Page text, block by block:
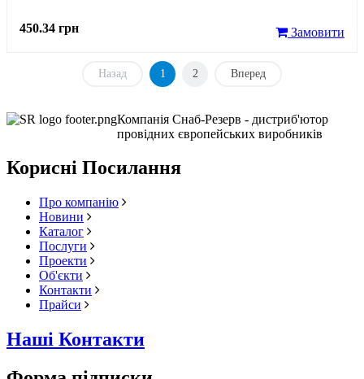
450.34 грн Замовити
Назад 1 2 Вперед
Компанія Снаб-Резерв - дистриб'ютор
провідних європейських виробників
Корисні Посилання
Про компанію
Новини
Каталог
Послуги
Проекти
Об'єкти
Контакти
Прайси
Наші Контакти